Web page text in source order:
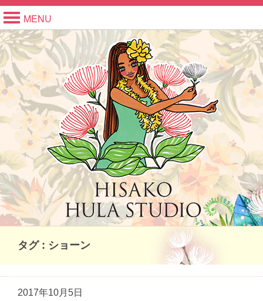
MENU
タグ : ショーン
2017年10月5日